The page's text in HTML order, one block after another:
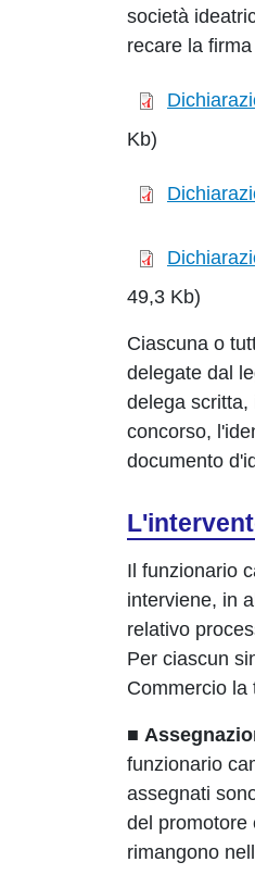
società
recare la
Kb)
49,3 Kb)
Ciascuna o
delegate dal
delega scritta,
concorso,
documento
Il funzionario
interviene, in
relativo
Per ciascun
Commercio la
■
funzionario
assegnati
del promotore
rimangono